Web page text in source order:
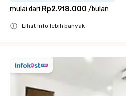
mulai dari Rp2.918.000 /bulan
Lihat info lebih banyak